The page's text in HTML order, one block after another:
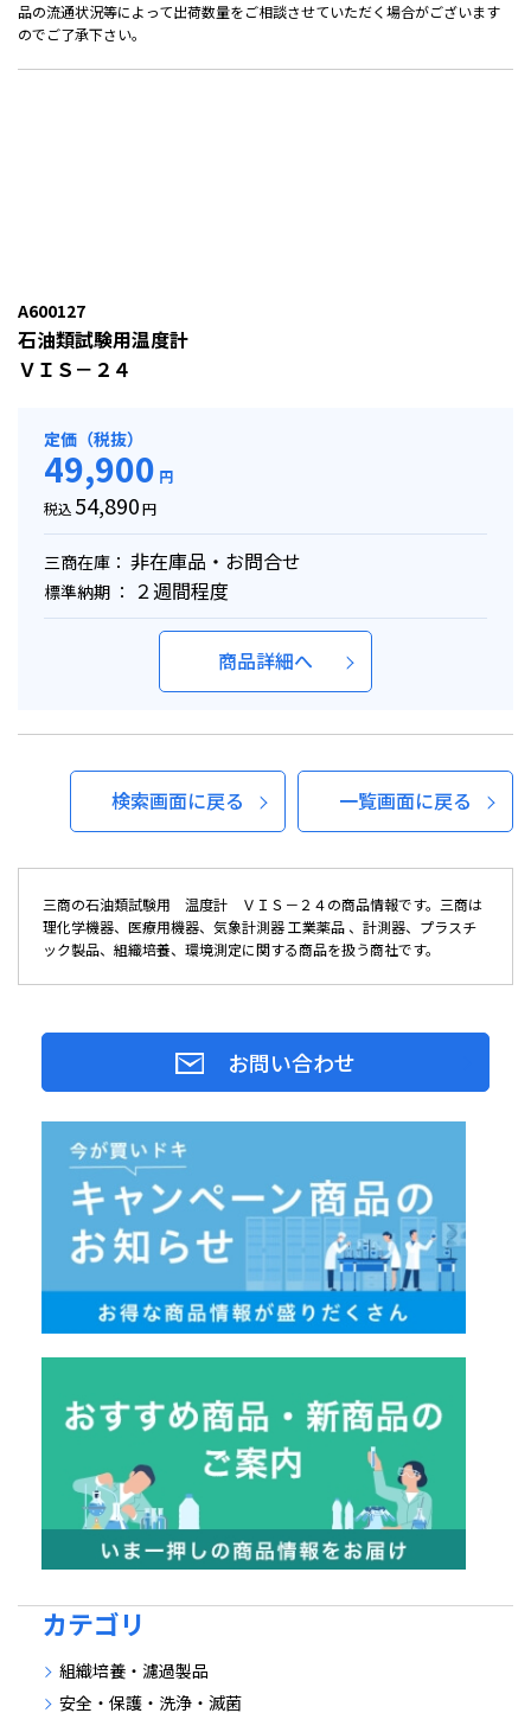
品の流通状況等によって出荷数量をご相談させていただく場合がございます
のでご了承下さい。
A600127
石油類試験用温度計
ＶＩＳ－２４
定価（税抜）
49,900 円
税込 54,890円
三商在庫： 非在庫品・お問合せ
標準納期 ： ２週間程度
商品詳細へ
検索画面に戻る 一覧画面に戻る
三商の石油類試験用 温度計 ＶＩＳ－２４の商品情報です。三商は
理化学機器、医療用機器、気象計測器 工業薬品 、計測器、プラスチ
ック製品、組織培養、環境測定に関する商品を扱う商社です。
お問い合わせ
カテゴリ
組織培養・濾過製品
安全・保護・洗浄・滅菌